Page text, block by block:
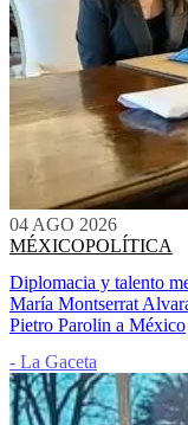
04 AGO 2026
MÉXICOPOLÍTICA
Diplomacia y talento
María Montserrat
Pietro Parolin a México
- La Gaceta